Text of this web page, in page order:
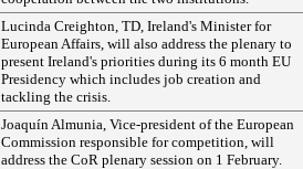
Lucinda Creighton, TD, Ireland's Minister for
European Affairs, will also address the plenary to
present Ireland's priorities during its 6 month EU
Presidency which includes job creation and
tackling the crisis.
Joaquín Almunia, Vice-president of the European
Commission responsible for competition, will
address the CoR plenary session on 1 February.